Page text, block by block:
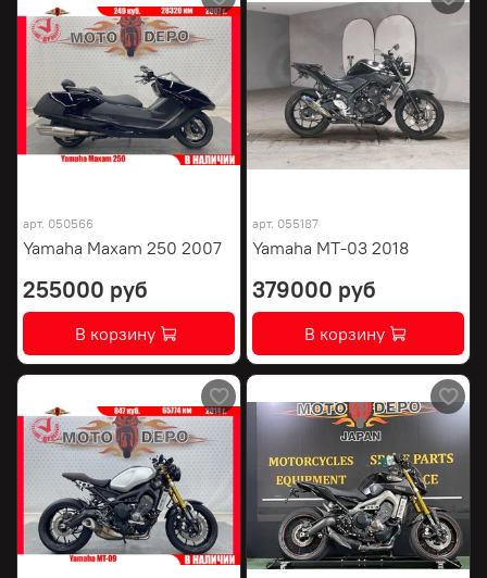
арт. 050566
Yamaha Maxam 250 2007
255000 руб
В корзину
арт. 055187
Yamaha MT-03 2018
379000 руб
В корзину